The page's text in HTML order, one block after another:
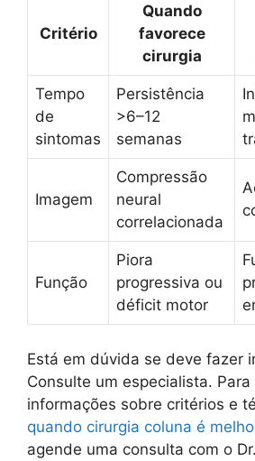
Critério
Quando
favorece
cirurgia
Tempo
de
sintomas
Persistência
>6–12
semanas
Imagem
Compressão
neural
correlacionada
Função
Piora
progressiva ou
déficit motor
Está em dúvida se deve fazer
Consulte um especialista. Para
informações sobre critérios e
quando cirurgia coluna é
agende uma consulta com o